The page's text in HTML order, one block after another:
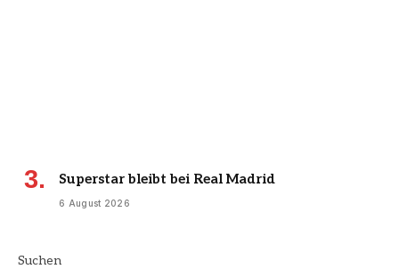
Superstar bleibt bei Real Madrid
6 August 2026
Suchen